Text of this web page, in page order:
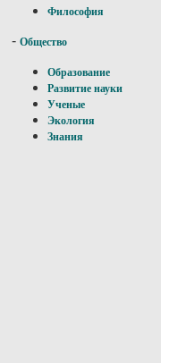
Философия
- Общество
Образование
Развитие науки
Ученые
Экология
Знания